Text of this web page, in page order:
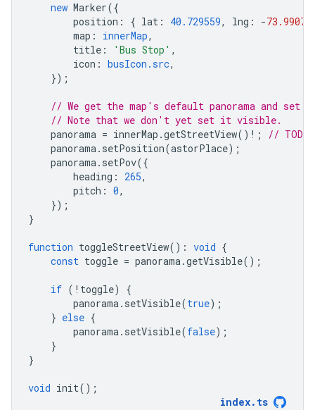
new Marker({
position : { lat : 40.729559, lng : -
map : innerMap,
title : 'Bus Stop' ,
icon : busIcon.src,
});
// We get the map's default panorama and set
// Note that we don't yet set it visible.
panorama = innerMap .getStreetView() ! ;
//
panorama. setPosition(astorPlace);
panorama. setPov({
heading : 265,
pitch : 0,
});
}
function toggleStreetView() : void {
const toggle = panorama.getVisible();
if ( ! toggle)
{
panorama. setVisible(true);
} else {
panorama. setVisible(false);
}
}
void init();
index. ts